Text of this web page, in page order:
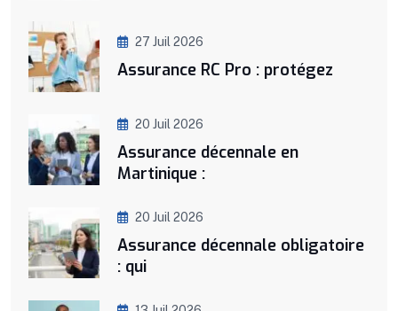
27 Juil 2026
Assurance RC Pro : protégez
20 Juil 2026
Assurance décennale en
Martinique :
20 Juil 2026
Assurance décennale obligatoire
: qui